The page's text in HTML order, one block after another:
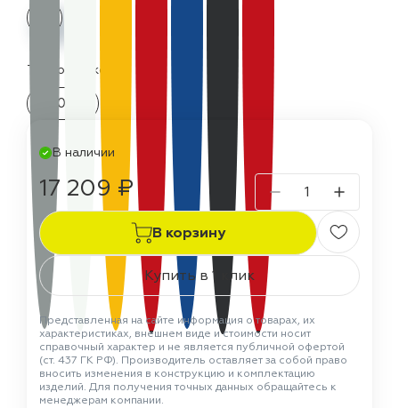
Термостойкость:
350 °C
В наличии
17 209 ₽
В корзину
Купить в 1 клик
Представленная на сайте информация о товарах, их
характеристиках, внешнем виде и стоимости носит
справочный характер и не является публичной офертой
(ст. 437 ГК РФ). Производитель оставляет за собой право
вносить изменения в конструкцию и комплектацию
изделий. Для получения точных данных обращайтесь к
менеджерам компании.